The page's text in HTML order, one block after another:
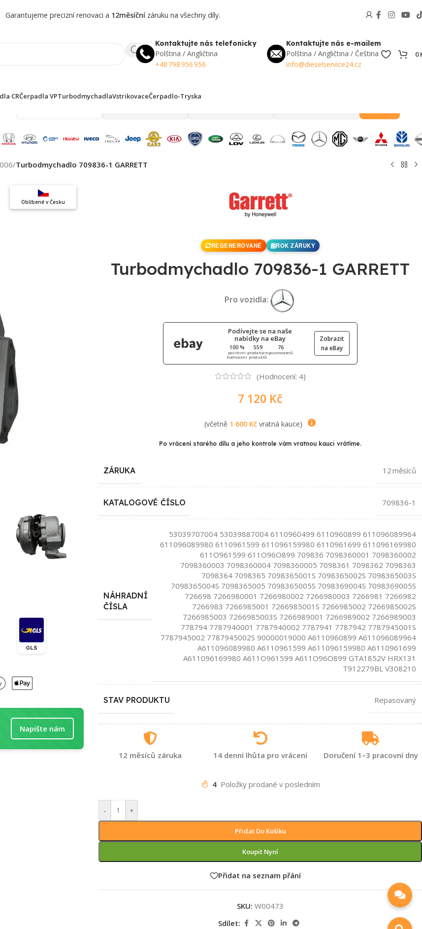
Garantujeme precizní renovaci a 12měsíčnízáruku na všechny díly.
Kontaktujte nás telefonicky
Polština / Angličtina
+48 798 956 956
Kontaktujte nás e-mailem
Polština / Angličtina / Čeština
info@dieselservice24.cz
0
CRČerpadla VPTurbodmychadlaVstrikovaceČerpadlo-Tryska
/Turbodmychadlo 709836-1 GARRETT
Oblíbené v Česku
GLS
Napište nám
REGENEROVANÉ ROK ZÁRUKY
Turbodmychadlo 709836-1 GARRETT
Pro vozidla:
Podívejte se na naše
nabídky na eBay
100 %
pozitivní
hodnocení
559
prodaných
produktů
76
pozorovatelů
Zobrazit
na eBay
(Hodnocení: 4)
7 120 Kč
(včetně 1 600 Kčvratná kauce)
Po vrácení starého dílu a jeho kontrole vám vratnou kauci vrátíme.
ZÁRUKA 12 měsíců
KATALOGOVÉ ČÍSLO 709836-1
NÁHRADNÍ
ČÍSLA
53039707004 53039887004 6110960499 6110960899 611096089964
611096089980 6110961599 611096159980 6110961699 611096169980
611O961599 611O96O899 709836 7098360001 7098360002
7098360003 7098360004 7098360005 7098361 7098362 7098363
7098364 7098365 7098365001S 7098365002S 7098365003S
7098365004S 7098365005 7098365005S 7098369004S 7098369005S
726698 7266980001 7266980002 7266980003 7266981 7266982
7266983 7266985001 7266985001S 7266985002 7266985002S
7266985003 7266985003S 7266989001 7266989002 7266989003
778794 7787940001 7787940002 7787941 7787942 7787945001S
7787945002 7787945002S 90000019000 A6110960899 A611096089964
A611096089980 A6110961599 A611096159980 A6110961699
A611096169980 A611O961599 A611O96O899 GTA1852V HRX131
T912279BL V308210
STAV PRODUKTU Repasovaný
12 měsíců záruka 14 denní lhůta pro vrácení Doručení 1–3 pracovní dny
4 Položky prodané v posledním
- +
Přidat Do Košíku
Koupit Nyní
Přidat na seznam přání
SKU: W00473
Sdílet: